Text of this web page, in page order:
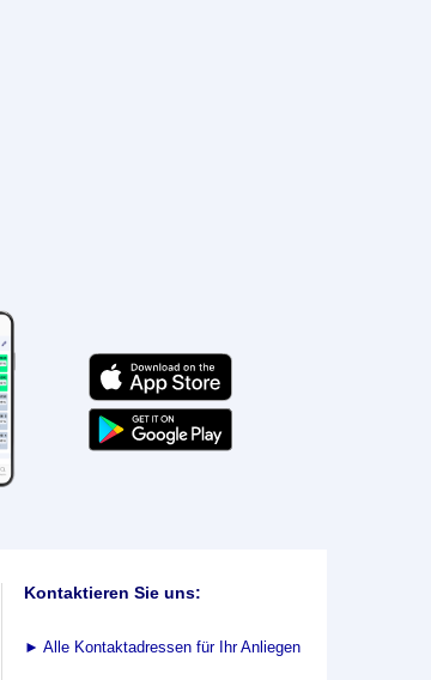
Kontaktieren Sie uns:
► Alle Kontaktadressen für Ihr Anliegen